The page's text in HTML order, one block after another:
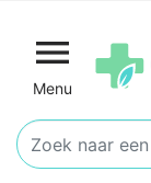

Menu